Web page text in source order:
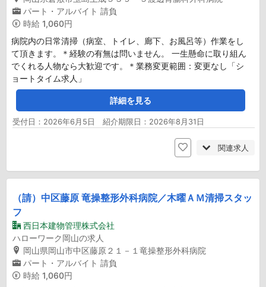
パート・アルバイト 請負
時給 1,060円
病院内の日常清掃（病室、トイレ、廊下、お風呂等）作業をし
て頂きます。＊経験の有無は問いません。 一生懸命に取り組ん
でくれる人物なら大歓迎です。＊業務変更範囲：変更なし「シ
ョートタイム求人」
詳細を見る
受付日：2026年6月5日 紹介期限日：2026年8月31日
関連求人
（請）中区藤原 竜操整形外科病院／木曜ＡＭ清掃スタッ
フ
西日本建物管理株式会社
ハローワーク岡山の求人
岡山県岡山市中区藤原２１－１竜操整形外科病院
パート・アルバイト 請負
時給 1,060円